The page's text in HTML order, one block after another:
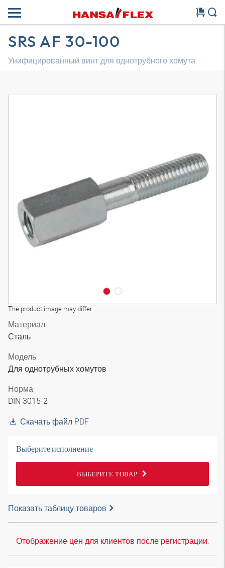
SRS AF 30-100
Унифицированный винт для однотрубного хомута
The product image may differ
Материал
Сталь
Модель
Для однотрубных хомутов
Норма
DIN 3015-2
Скачать файл PDF
Выберите исполнение
ВЫБЕРИТЕ ТОВАР
Показать таблицу товаров
Отображение цен для клиентов после регистрации.